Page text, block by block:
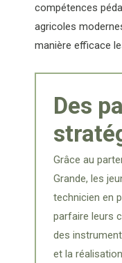
compétences
agricoles
manière efficace
Des
Grâce au
Grande, les
technicien en
parfaire leurs
des
et la